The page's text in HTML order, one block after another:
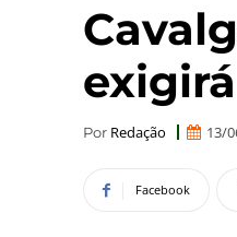
Por Redação 13/
Facebook